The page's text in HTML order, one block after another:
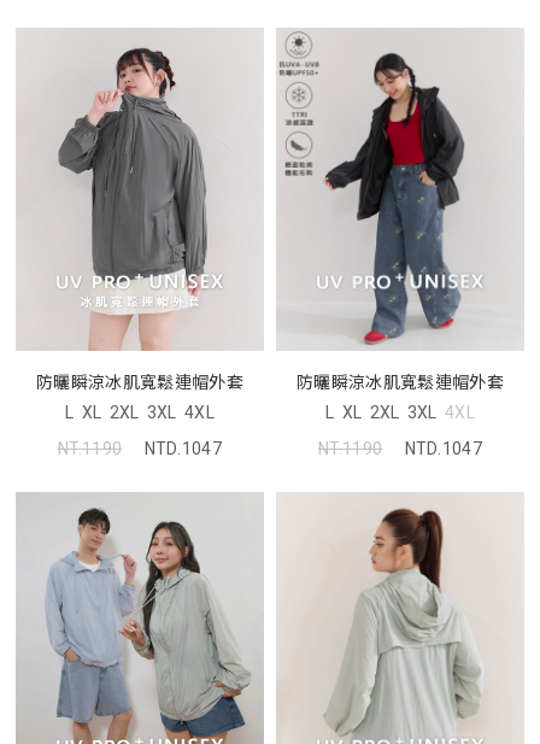
防曬瞬涼冰肌寬鬆連帽外套
L XL 2XL 3XL 4XL
NT.1190
NTD.1047
防曬瞬涼冰肌寬鬆連帽外套
L XL 2XL 3XL 4XL
NT.1190
NTD.1047